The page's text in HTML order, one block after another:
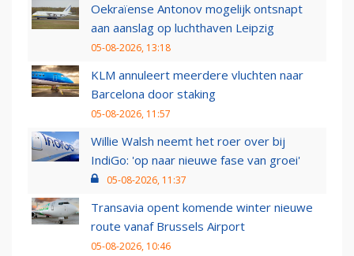
Oekraïense Antonov mogelijk ontsnapt
aan aanslag op luchthaven Leipzig
05-08-2026, 13:18
KLM annuleert meerdere vluchten naar
Barcelona door staking
05-08-2026, 11:57
Willie Walsh neemt het roer over bij
IndiGo: 'op naar nieuwe fase van groei'
05-08-2026, 11:37
Transavia opent komende winter nieuwe
route vanaf Brussels Airport
05-08-2026, 10:46